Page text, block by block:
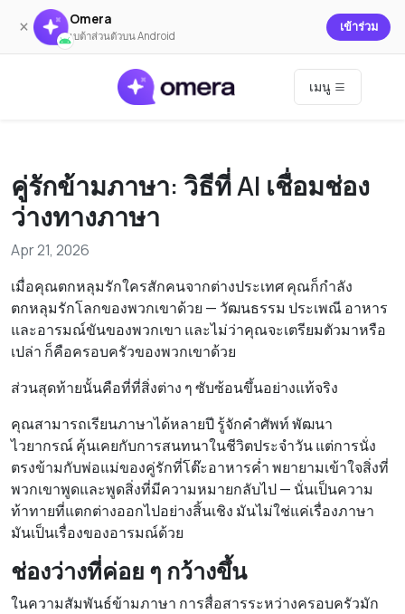
× Omera
เบต้าส่วนตัวบน Android
เข้าร่วม
เมนู
คู่รักข้ามภาษา: วิธีที่ AI เชื่อมช่อง
ว่างทางภาษา
Apr 21, 2026
เมื่อคุณตกหลุมรักใครสักคนจากต่างประเทศ คุณก็กำลัง
ตกหลุมรักโลกของพวกเขาด้วย — วัฒนธรรม ประเพณี อาหาร
และอารมณ์ขันของพวกเขา และไม่ว่าคุณจะเตรียมตัวมาหรือ
เปล่า ก็คือครอบครัวของพวกเขาด้วย
ส่วนสุดท้ายนั้นคือที่ที่สิ่งต่าง ๆ ซับซ้อนขึ้นอย่างแท้จริง
คุณสามารถเรียนภาษาได้หลายปี รู้จักคำศัพท์ พัฒนา
ไวยากรณ์ คุ้นเคยกับการสนทนาในชีวิตประจำวัน แต่การนั่ง
ตรงข้ามกับพ่อแม่ของคู่รักที่โต๊ะอาหารค่ำ พยายามเข้าใจสิ่งที่
พวกเขาพูดและพูดสิ่งที่มีความหมายกลับไป — นั่นเป็นความ
ท้าทายที่แตกต่างออกไปอย่างสิ้นเชิง มันไม่ใช่แค่เรื่องภาษา
มันเป็นเรื่องของอารมณ์ด้วย
ช่องว่างที่ค่อย ๆ กว้างขึ้น
ในความสัมพันธ์ข้ามภาษา การสื่อสารระหว่างครอบครัวมัก